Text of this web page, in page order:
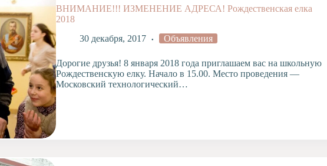
ВНИМАНИЕ!!! ИЗМЕНЕНИЕ АДРЕСА! Рождественская елка
2018
30 декабря, 2017
Объявления
Дорогие друзья! 8 января 2018 года приглашаем вас на школьную
Рождественскую елку. Начало в 15.00. Место проведения —
Московский технологический…